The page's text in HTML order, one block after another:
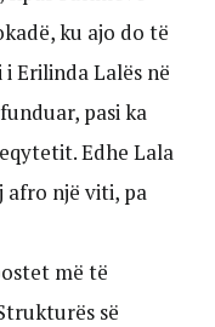
ku ajo do të
Erilinda Lalës në
pasi ka
Edhe Lala
afro një viti, pa
më të
së